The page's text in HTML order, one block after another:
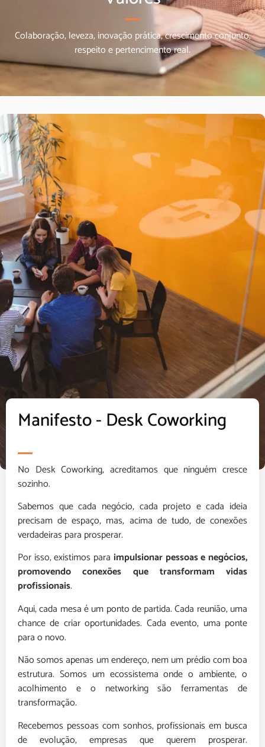
Colaboração, leveza, inovação prática, crescimento conjunto,
respeito e pertencimento real.
Manifesto - Desk Coworking
No Desk Coworking, acreditamos que ninguém cresce
sozinho.
Sabemos que cada negócio, cada projeto e cada ideia
precisam de espaço, mas, acima de tudo, de conexões
verdadeiras para prosperar.
Por isso, existimos para impulsionar pessoas e negócios,
promovendo conexões que transformam vidas
profissionais.
Aqui, cada mesa é um ponto de partida. Cada reunião, uma
chance de criar oportunidades. Cada evento, uma ponte
para o novo.
Não somos apenas um endereço, nem um prédio com boa
estrutura. Somos um ecossistema onde o ambiente, o
acolhimento e o networking são ferramentas de
transformação.
Recebemos pessoas com sonhos, profissionais em busca
de evolução, empresas que querem prosperar.